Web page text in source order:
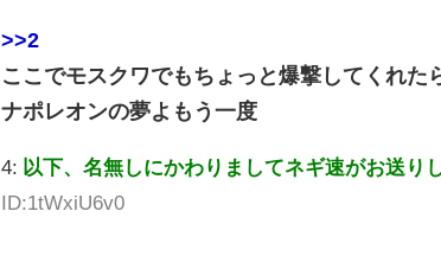
>>2
ここでモスクワでもちょっと爆撃してくれた
ナポレオンの夢よもう一度
4: 以下、名無しにかわりましてネギ速がお送り
ID:1tWxiU6v0